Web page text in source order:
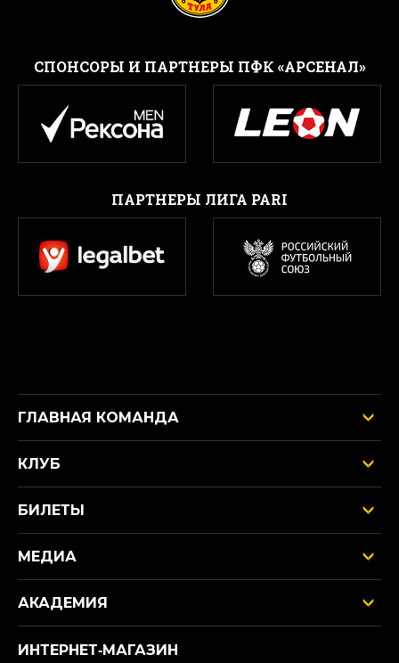
CПОНСОРЫ И ПАРТНЕРЫ ПФК «АРСЕНАЛ»
ПАРТНЕРЫ ЛИГА PARI
ГЛАВНАЯ КОМАНДА
КЛУБ
БИЛЕТЫ
МЕДИА
АКАДЕМИЯ
ИНТЕРНЕТ‑МАГАЗИН